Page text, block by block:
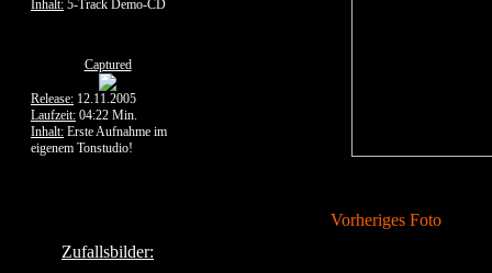
Inhalt: 5-Track Demo-CD
Captured
Release: 12.11.2005
Laufzeit: 04:22 Min.
Inhalt: Erste Aufnahme im
eigenem Tonstudio!
Zufallsbilder:
Vorheriges Foto